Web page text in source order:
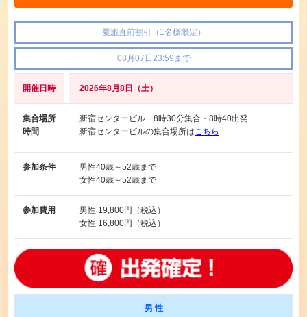
夏旅直前割引（1名様限定）
08月07日23:59まで
開催日時 2026年8月8日（土）
集合場所
時間
新宿センタービル 8時30分集合・8時40出発
新宿センタービルの集合場所はこちら
参加条件 男性40歳～52歳まで
女性40歳～52歳まで
参加費用 男性 19,800円（税込）
女性 16,800円（税込）
男 性